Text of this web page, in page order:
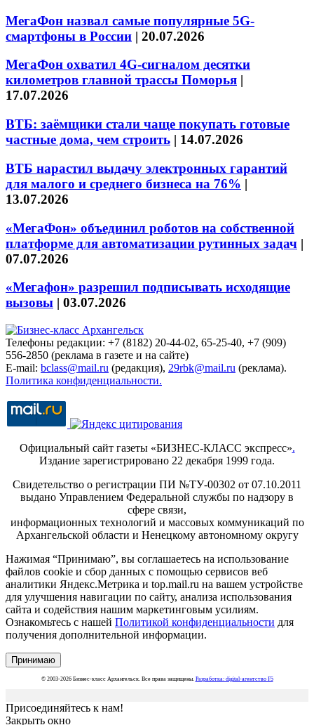
МегаФон назвал самые популярные 5G-
смартфоны в России | 20.07.2026
МегаФон охватил 4G-сигналом десятки
километров главной трассы Поморья |
17.07.2026
ВТБ: заёмщики стали чаще покупать готовые
частные дома, чем строить | 14.07.2026
ВТБ нарастил выдачу электронных гарантий
для малого и среднего бизнеса на 76% |
13.07.2026
«МегаФон» объединил роботов на собственной
платформе для автоматизации рутинных задач |
07.07.2026
«Мегафон» разрешил подписывать исходящие
вызовы | 03.07.2026
Телефоны редакции: +7 (8182) 20-44-02, 65-25-40, +7 (909)
556-2850 (реклама в газете и на сайте)
E-mail: bclass@mail.ru (редакция), 29rbk@mail.ru (реклама).
Политика конфиденциальности.
Официальный сайт газеты «БИЗНЕС-КЛАСС экспресс».
Издание зарегистрировано 22 декабря 1999 года.
Свидетельство о регистрации ПИ №ТУ-00302 от 07.10.2011
выдано Управлением Федеральной службы по надзору в
сфере связи,
информационных технологий и массовых коммуникаций по
Архангельской области и Ненецкому автономному округу
Нажимая “Принимаю”, вы соглашаетесь на использование
файлов cookie и сбор данных с помощью сервисов веб
аналитики Яндекс.Метрика и top.mail.ru на вашем устройстве
для улучшения навигации по сайту, анализа использования
сайта и содействия нашим маркетинговым усилиям.
Ознакомьтесь с нашей Политикой конфиденциальности для
получения дополнительной информации.
Принимаю
© 2003-2026 Бизнес-класс Архангельск. Все права защищены. Разработка: digital-агентство F5
Присоединяйтесь к нам!
Закрыть окно